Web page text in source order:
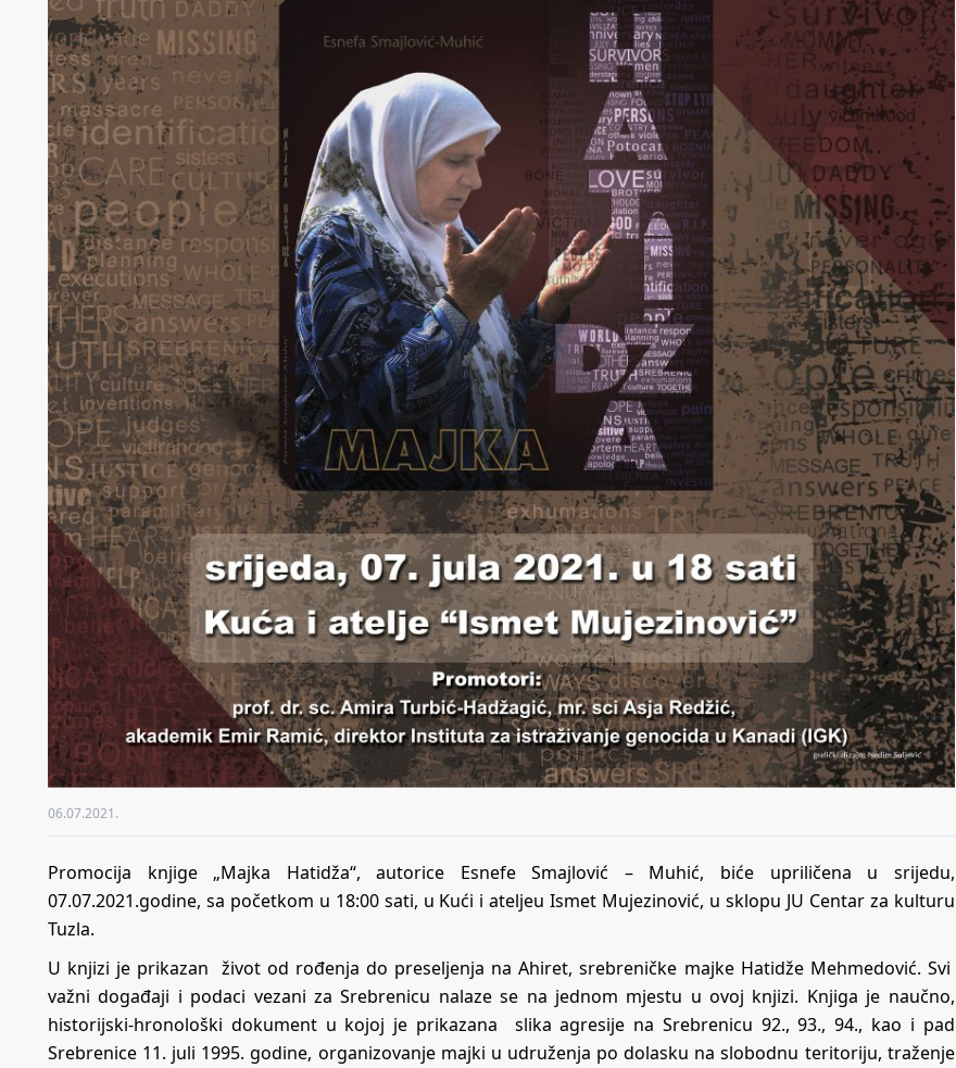
06.07.2021.
Promocija knjige „Majka Hatidža“, autorice Esnefe Smajlović – Muhić, biće upriličena u srijedu,
07.07.2021.godine, sa početkom u 18:00 sati, u Kući i ateljeu Ismet Mujezinović, u sklopu JU Centar za kulturu
Tuzla.
U knjizi je prikazan život od rođenja do preseljenja na Ahiret, srebreničke majke Hatidže Mehmedović. Svi
važni događaji i podaci vezani za Srebrenicu nalaze se na jednom mjestu u ovoj knjizi. Knjiga je naučno,
historijski-hronološki dokument u kojoj je prikazana slika agresije na Srebrenicu 92., 93., 94., kao i pad
Srebrenice 11. juli 1995. godine, organizovanje majki u udruženja po dolasku na slobodnu teritoriju, traženje